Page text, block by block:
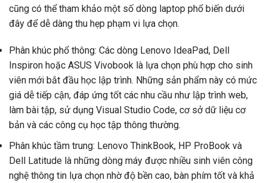
cũng có thể tham khảo một số dòng laptop phổ biến dưới
đây để dễ dàng thu hẹp phạm vi lựa chọn.
Phân khúc phổ thông: Các dòng Lenovo IdeaPad, Dell
Inspiron hoặc ASUS Vivobook là lựa chọn phù hợp cho sinh
viên mới bắt đầu học lập trình. Những sản phẩm này có mức
giá dễ tiếp cận, đáp ứng tốt các nhu cầu như lập trình web,
làm bài tập, sử dụng Visual Studio Code, cơ sở dữ liệu cơ
bản và các công cụ học tập thông thường.
Phân khúc tầm trung: Lenovo ThinkBook, HP ProBook và
Dell Latitude là những dòng máy được nhiều sinh viên công
nghệ thông tin lựa chọn nhờ độ bền cao, bàn phím tốt và khả